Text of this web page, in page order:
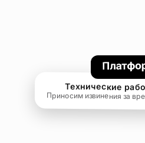
Технические
Приносим извинения за